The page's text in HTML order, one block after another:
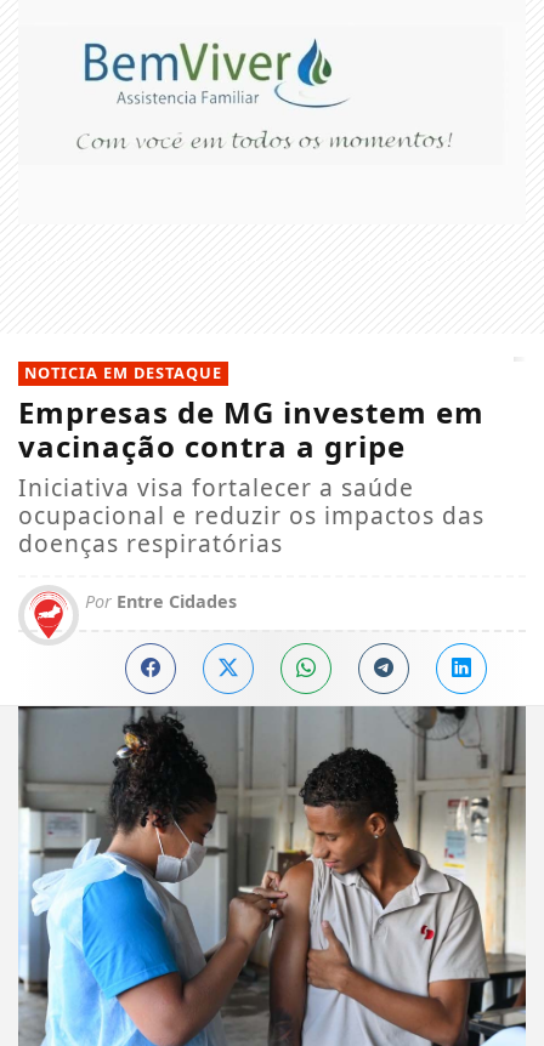
NOTICIA EM DESTAQUE
Empresas de MG investem em
vacinação contra a gripe
Iniciativa visa fortalecer a saúde
ocupacional e reduzir os impactos das
doenças respiratórias
Por Entre Cidades